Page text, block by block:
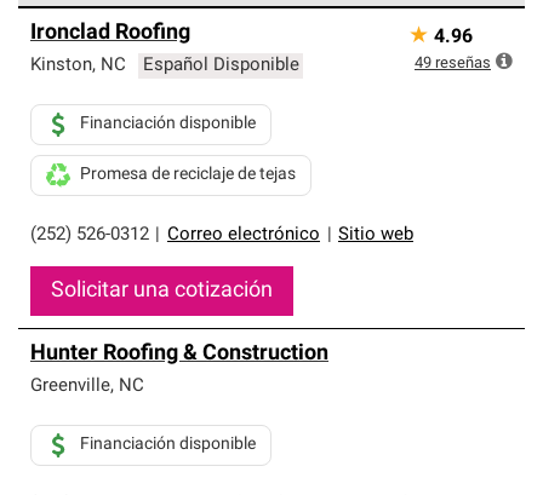
parte de una red exclusiva de profesionales de techos
que cumplen con altos estándares y requisitos estrictos
Ironclad Roofing
Kinston, NC Español Disponible
(252) 526-0312 Correo electrónico Sitio web
Financiación disponible
Promesa de reciclaje de tejas
Solicitar una cotización
★ 4.96
49 reseñas
Hunter Roofing & Construction
Greenville, NC
Financiación disponible